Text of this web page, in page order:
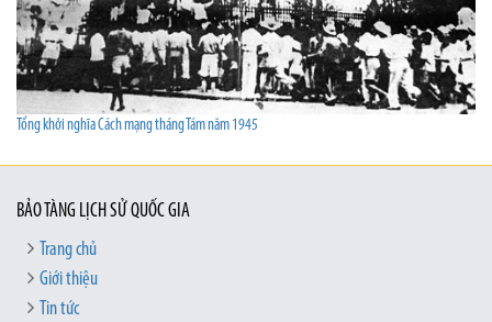
Tổng khởi nghĩa Cách mạng tháng Tám năm 1945
BẢO TÀNG LỊCH SỬ QUỐC GIA
Trang chủ
Giới thiệu
Tin tức